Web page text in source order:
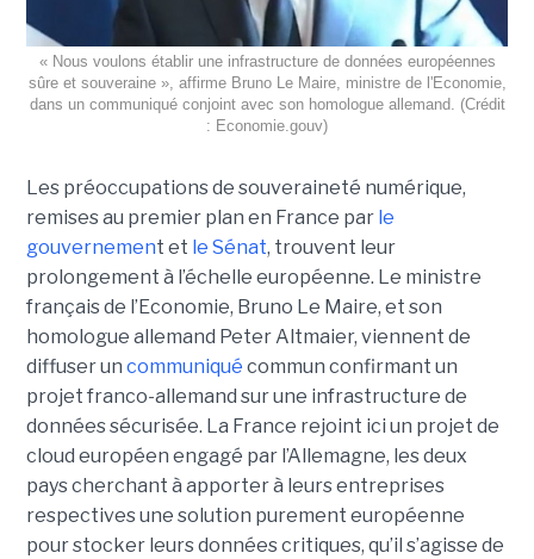
« Nous voulons établir une infrastructure de données européennes
sûre et souveraine », affirme Bruno Le Maire, ministre de l'Economie,
dans un communiqué conjoint avec son homologue allemand. (Crédit
: Economie.gouv)
Les préoccupations de souveraineté numérique,
remises au premier plan en France par le
gouvernement et le Sénat, trouvent leur
prolongement à l’échelle européenne. Le ministre
français de l’Economie, Bruno Le Maire, et son
homologue allemand Peter Altmaier, viennent de
diffuser un communiqué commun confirmant un
projet franco-allemand sur une infrastructure de
données sécurisée. La France rejoint ici un projet de
cloud européen engagé par l’Allemagne, les deux
pays cherchant à apporter à leurs entreprises
respectives une solution purement européenne
pour stocker leurs données critiques, qu’il s’agisse de